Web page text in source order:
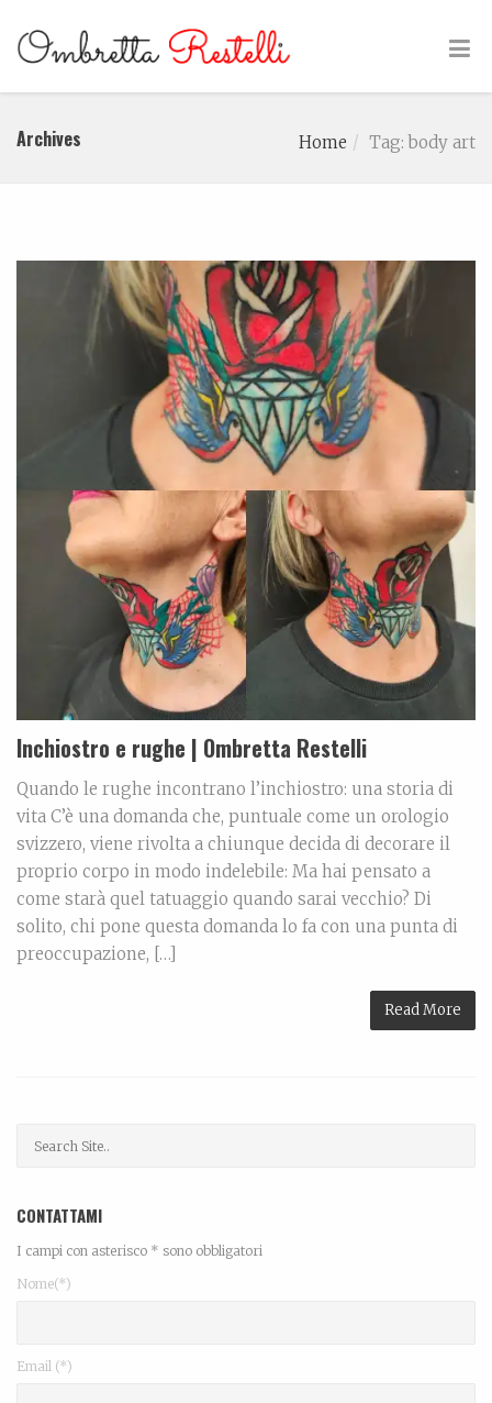
Archives Home Tag: body art
Inchiostro e rughe | Ombretta Restelli
Quando le rughe incontrano l’inchiostro: una storia di
vita C’è una domanda che, puntuale come un orologio
svizzero, viene rivolta a chiunque decida di decorare il
proprio corpo in modo indelebile: Ma hai pensato a
come starà quel tatuaggio quando sarai vecchio? Di
solito, chi pone questa domanda lo fa con una punta di
preoccupazione, […]
Read More
CONTATTAMI
I campi con asterisco * sono obbligatori
Nome(*)
Email (*)